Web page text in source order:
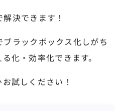
決できます！
ラックボックス化しがち
化・効率化できます。
試しください！